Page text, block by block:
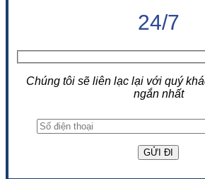
24/7
Chúng tôi sẽ liên lạc lại với quý
ngắn nhất